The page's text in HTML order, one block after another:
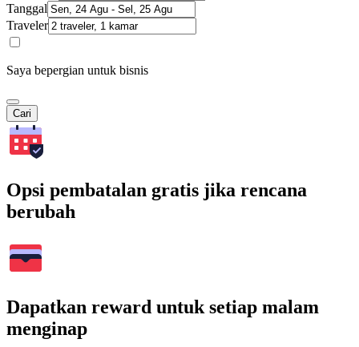
Tanggal
Traveler
Saya bepergian untuk bisnis
Cari
Opsi pembatalan gratis jika rencana
berubah
Dapatkan reward untuk setiap malam
menginap